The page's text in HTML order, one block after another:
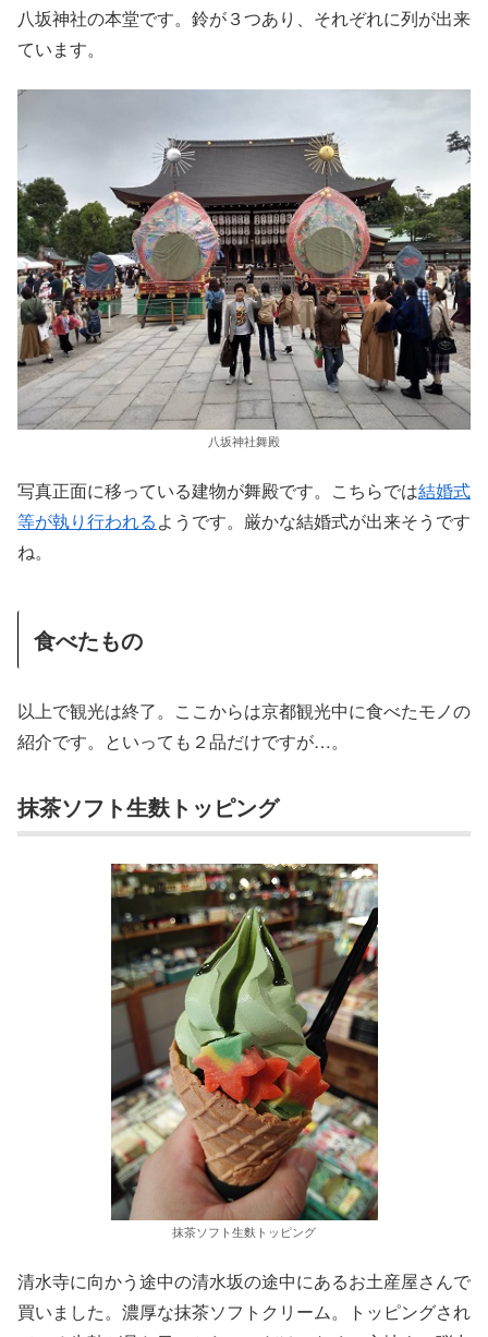
八坂神社の本堂です。鈴が３つあり、それぞれに列が出来
ています。
八坂神社舞殿
写真正面に移っている建物が舞殿です。こちらでは結婚式
等が執り行われるようです。厳かな結婚式が出来そうです
ね。
食べたもの
以上で観光は終了。ここからは京都観光中に食べたモノの
紹介です。といっても２品だけですが…。
抹茶ソフト生麩トッピング
抹茶ソフト生麩トッピング
清水寺に向かう途中の清水坂の途中にあるお土産屋さんで
買いました。濃厚な抹茶ソフトクリーム。トッピングされ